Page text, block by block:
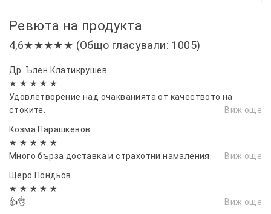
Ревюта на продукта
4,6★★★★★ (Общо гласували: 1005)
Др. Ълен Клатикрушев
★ ★ ★ ★ ★
Удовлетворение над очакванията от качеството на
стоките.
Виж още
Козма Парашкевов
★ ★ ★ ★ ★
Много бърза доставка и страхотни намаления.
Виж още
Щеро Пондьов
★ ★ ★ ★ ★
👍👌
Виж още